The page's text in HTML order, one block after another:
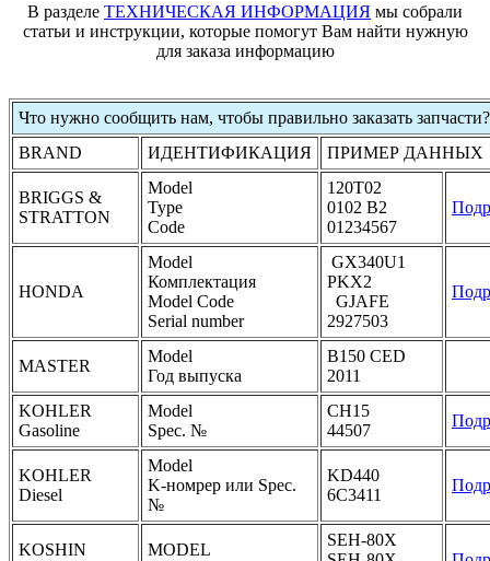
В разделе ТЕХНИЧЕСКАЯ ИНФОРМАЦИЯ мы собрали
статьи и инструкции, которые помогут Вам найти нужную
для заказа информацию
Что нужно сообщить нам, чтобы правильно заказать запчасти?
BRAND
ИДЕНТИФИКАЦИЯ ПРИМЕР ДАННЫХ
BRIGGS &
STRATTON
Model
Type
Code
120T02
0102 B2
01234567
HONDA
Model
Комплектация
Model Code
Serial number
GX340U1
PKX2
GJAFE
2927503
MASTER
Model
Год выпуска
B150 CED
2011
KOHLER
Gasoline
Model
Spec. №
CH15
44507
KOHLER
Diesel
Model
K-номрер или Spec.
№
KD440
6C3411
KOSHIN
MODEL
SEH-80X